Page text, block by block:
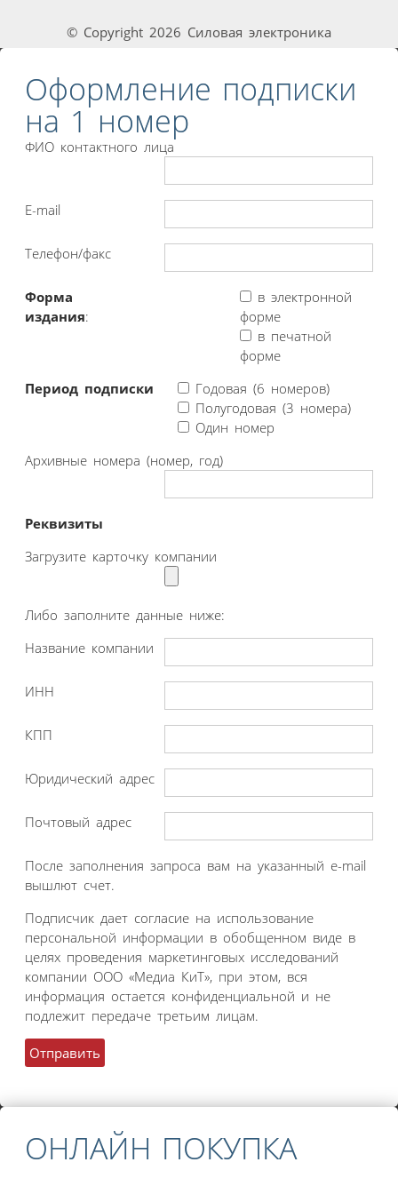
© Copyright 2026 Силовая электроника
Оформление подписки
на 1 номер
ФИО контактного лица
E-mail
Телефон/факс
Форма
издания:
в электронной
форме
в печатной
форме
Период подписки
Годовая (6 номеров)
Полугодовая (3 номера)
Один номер
Архивные номера (номер, год)
Реквизиты
Загрузите карточку компании
Либо заполните данные ниже:
Название компании
ИНН
КПП
Юридический адрес
Почтовый адрес
После заполнения запроса вам на указанный e-mail
вышлют счет.
Подписчик дает согласие на использование
персональной информации в обобщенном виде в
целях проведения маркетинговых исследований
компании ООО «Медиа КиТ», при этом, вся
информация остается конфиденциальной и не
подлежит передаче третьим лицам.
ОНЛАЙН ПОКУПКА